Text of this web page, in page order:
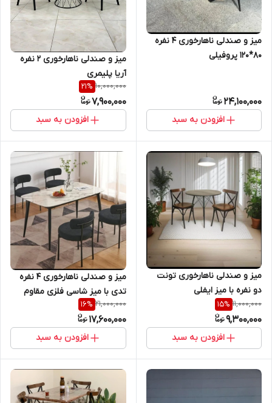
میز و صندلی ناهارخوری ۴ نفره
80*120 پروفیلی
24,100,000
افزودن به سبد
میز و صندلی ناهارخوری ۲ نفره
آریا پلیمری
10,000,000
21%
7,900,000
افزودن به سبد
میز و صندلی ناهارخوری تونت
دو نفره با میز ایفلی
11,000,000
15%
9,300,000
افزودن به سبد
میز و صندلی ناهارخوری ۴ نفره
تدی با میز شاسی فلزی مقاوم
برای رستوران و کافه و منازل
21,000,000
16%
17,600,000
افزودن به سبد